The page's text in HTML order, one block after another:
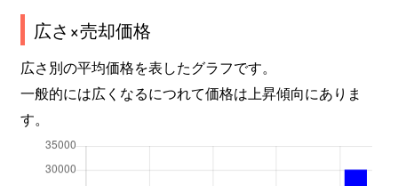
広さ×売却価格
広さ別の平均価格を表したグラフです。
一般的には広くなるにつれて価格は上昇傾向にありま
す。